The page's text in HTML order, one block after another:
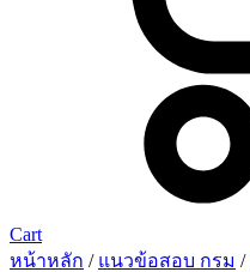
Cart
หน้าหลัก / แนวข้อสอบ กรม /